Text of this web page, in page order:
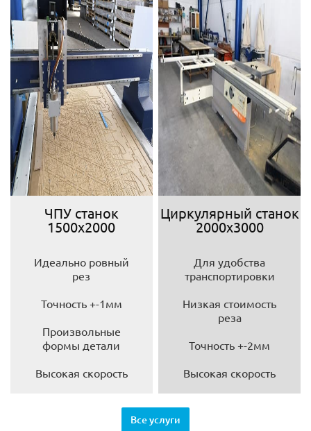
ЧПУ станок
1500х2000
Идеально ровный
рез
Точность +-1мм
Произвольные
формы детали
Высокая скорость
Циркулярный станок
2000х3000
Для удобства
транспортировки
Низкая стоимость
реза
Точность +-2мм
Высокая скорость
Все услуги